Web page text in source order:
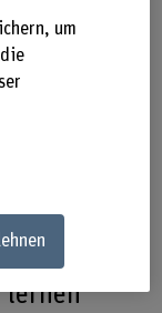
auf
die
setzen
APN-
lernen
um